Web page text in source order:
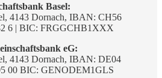
Basel:
4143 Dornach, IBAN: CH56
6 | BIC: FRGGCHB1XXX
eG:
4143 Dornach, IBAN: DE04
00 BIC: GENODEM1GLS